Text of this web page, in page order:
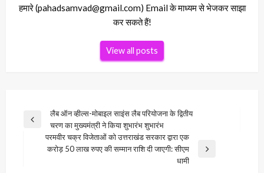
हमारे (pahadsamvad@gmail.com) Email के माध्यम से भेजकर साझा
कर सकते हैं!
View all posts
Post
navigation
Previous
लैब ऑन व्हील्स-मोबाइल साइंस लैब परियोजना के द्वितीय
चरण का मुख्यमंत्री ने किया शुभारंभ शुभारंभ
Next
परमवीर चक्र विजेताओं को उत्तराखंड सरकार द्वारा एक
करोड़ 50 लाख रुपए की सम्मान राशि दी जाएगी: सीएम
धामी